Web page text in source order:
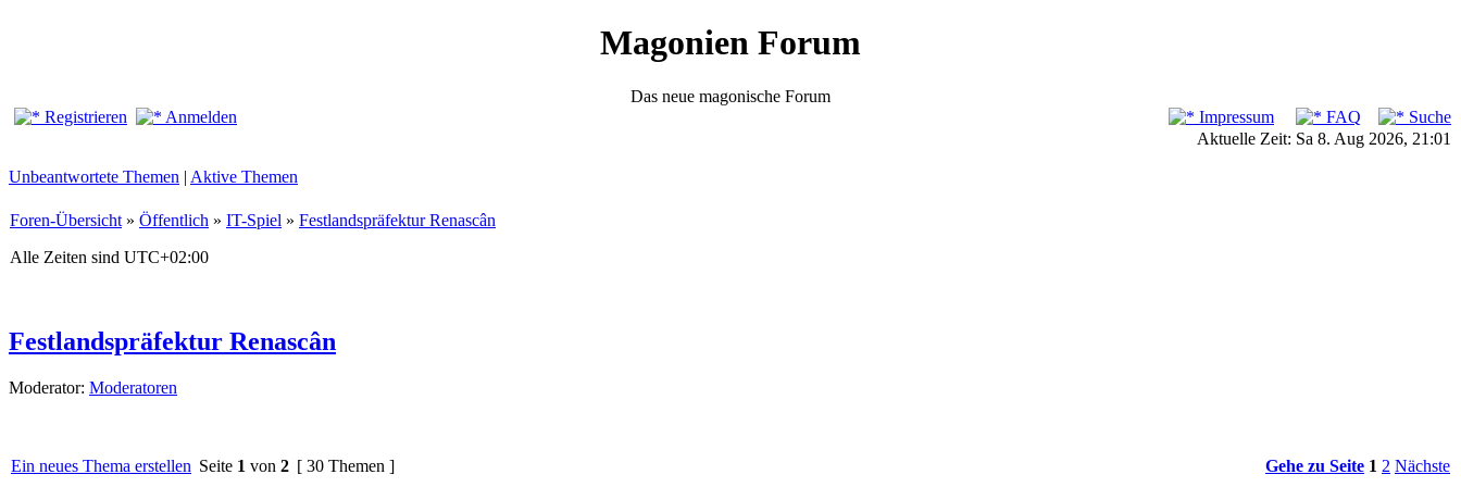
Magonien Forum
Das neue magonische Forum
Registrieren
Anmelden Impressum FAQ
Suche
Aktuelle Zeit: Sa 8. Aug 2026, 21:01
Unbeantwortete Themen | Aktive Themen
Foren-Übersicht » Öffentlich » IT-Spiel » Festlandspräfektur Renascân
Alle Zeiten sind UTC+02:00
Festlandspräfektur Renascân
Moderator: Moderatoren
Ein neues Thema erstellen Seite 1 von 2 [ 30 Themen ] Gehe zu Seite 1 2 Nächste